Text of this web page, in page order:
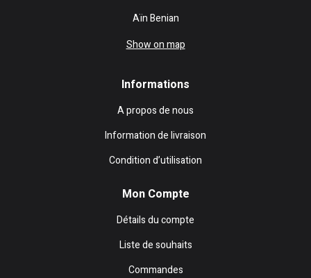
Aïn Benian
Show on map
Informations
A propos de nous
Information de livraison
Condition d’utilisation
Mon Compte
Détails du compte
Liste de souhaits
Commandes